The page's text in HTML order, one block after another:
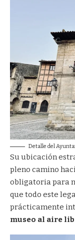
Detalle del
Su ubicación
pleno camino
obligatoria para
que todo este
prácticamente
museo al aire